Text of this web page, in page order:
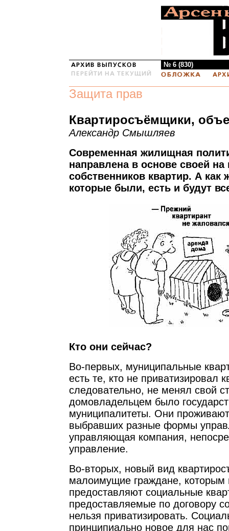
№ 6 (830)
Защита прав
Квартиросъёмщики,
Александр Смышляев
Современная жилищная
направлена в основе своей на
собственников квартир. А как
которые были, есть и будут
Кто они сейчас?
Во-первых, муниципальные
есть те, кто не приватизировал
следовательно, не менял свой
домовладельцем было
муниципалитеты. Они
выбравших разные формы
управляющая компания,
управление.
Во-вторых, новый вид
малоимущие граждане, которым
предоставляют социальные
предоставляемые по договору
нельзя приватизировать.
принципиально новое для нас